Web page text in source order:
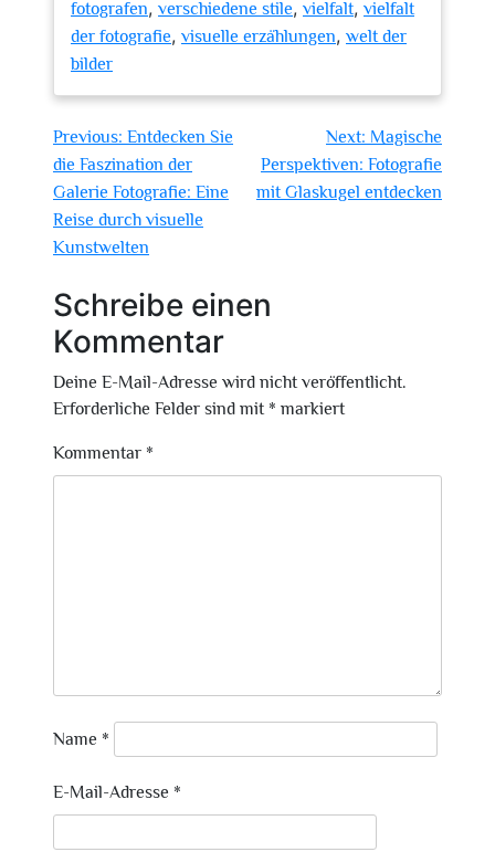
fotografen, verschiedene stile, vielfalt, vielfalt
der fotografie, visuelle erzählungen, welt der
bilder
Beitragsnavigation
Previous: Entdecken Sie
die Faszination der
Galerie Fotografie: Eine
Reise durch visuelle
Kunstwelten
Next: Magische
Perspektiven: Fotografie
mit Glaskugel entdecken
Schreibe einen
Kommentar
Deine E-Mail-Adresse wird nicht veröffentlicht.
Erforderliche Felder sind mit * markiert
Kommentar *
Name *
E-Mail-Adresse *